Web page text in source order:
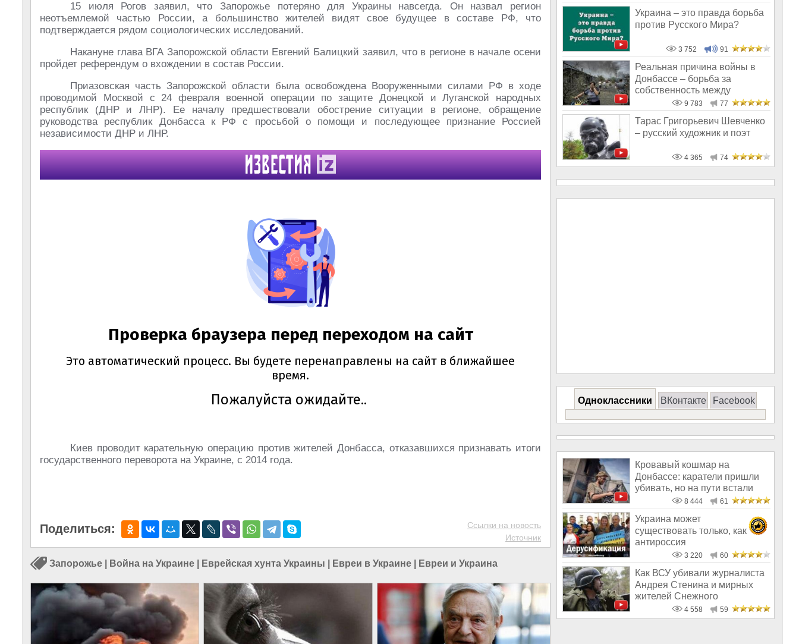
15 июля Рогов заявил, что Запорожье потеряно для Украины навсегда. Он назвал регион
неотъемлемой частью России, а большинство жителей видят свое будущее в составе РФ, что
подтверждается рядом социологических исследований.
Накануне глава ВГА Запорожской области Евгений Балицкий заявил, что в регионе в начале осени
пройдет референдум о вхождении в состав России.
Приазовская часть Запорожской области была освобождена Вооруженными силами РФ в ходе
проводимой Москвой с 24 февраля военной операции по защите Донецкой и Луганской народных
республик (ДНР и ЛНР). Ее началу предшествовали обострение ситуации в регионе, обращение
руководства республик Донбасса к РФ с просьбой о помощи и последующее признание Россией
независимости ДНР и ЛНР.
Киев проводит карательную операцию против жителей Донбасса, отказавшихся признавать итоги
государственного переворота на Украине, с 2014 года.
Поделиться:
Ссылки на новость
Источник
Запорожье Война на Украине Еврейская хунта Украины Евреи в Украине Евреи и Украина
Украина – это правда борьба
против Русского Мира?
3 752 91
Реальная причина войны в
Донбассе – борьба за
собственность между
олигархами9 783 77
Тарас Григорьевич Шевченко
– русский художник и поэт
4 365 74
Одноклассники ВКонтакте Facebook
Кровавый кошмар на
Донбассе: каратели пришли
убивать, но на пути встали
8 444 61
Украина может
существовать только, как
антироссия
3 220 60
Как ВСУ убивали журналиста
Андрея Стенина и мирных
жителей Снежного
4 558 59